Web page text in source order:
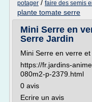
potager / faire des semis
plante tomate serre
Mini Serre en
Serre Jardin
Mini Serre en verre
https://fr.jardins-
080m2-p-2379.html
0 avis
Ecrire un avis